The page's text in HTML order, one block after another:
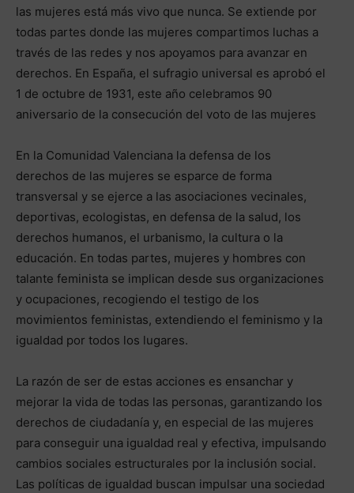
las mujeres está más vivo que nunca. Se extiende por
todas partes donde las mujeres compartimos luchas a
través de las redes y nos apoyamos para avanzar en
derechos. En España, el sufragio universal es aprobó el
1 de octubre de 1931, este año celebramos 90
aniversario de la consecución del voto de las mujeres
En la Comunidad Valenciana la defensa de los
derechos de las mujeres se esparce de forma
transversal y se ejerce a las asociaciones vecinales,
deportivas, ecologistas, en defensa de la salud, los
derechos humanos, el urbanismo, la cultura o la
educación. En todas partes, mujeres y hombres con
talante feminista se implican desde sus organizaciones
y ocupaciones, recogiendo el testigo de los
movimientos feministas, extendiendo el feminismo y la
igualdad por todos los lugares.
La razón de ser de estas acciones es ensanchar y
mejorar la vida de todas las personas, garantizando los
derechos de ciudadanía y, en especial de las mujeres
para conseguir una igualdad real y efectiva, impulsando
cambios sociales estructurales por la inclusión social.
Las políticas de igualdad buscan impulsar una sociedad